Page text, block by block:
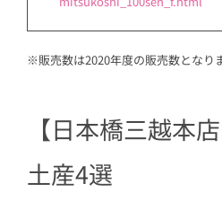
※販売数は2020年度の販売数となり
【日本橋三越本
土産4選